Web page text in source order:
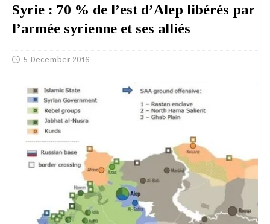
Syrie : 70 % de l’est d’Alep libérés par
l’armée syrienne et ses alliés
5 December 2016